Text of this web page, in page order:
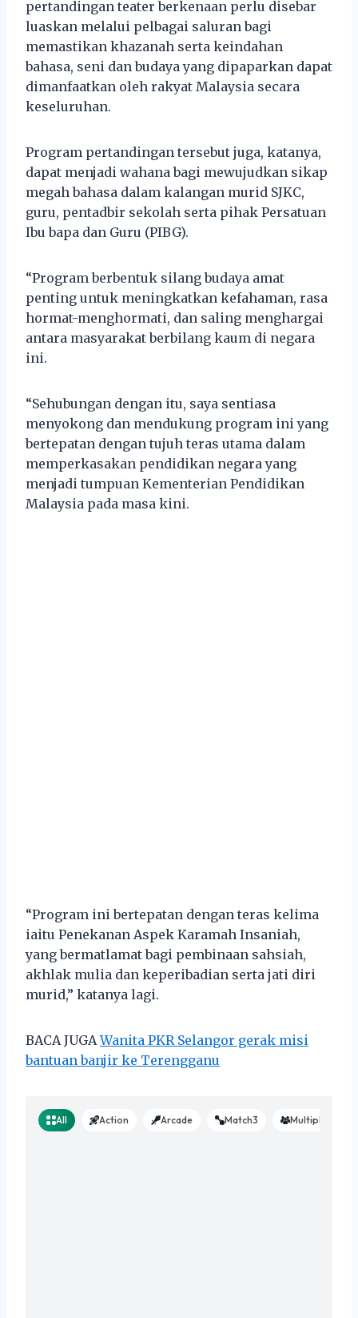
pertandingan teater berkenaan perlu disebar
luaskan melalui pelbagai saluran bagi
memastikan khazanah serta keindahan
bahasa, seni dan budaya yang dipaparkan dapat
dimanfaatkan oleh rakyat Malaysia secara
keseluruhan.
Program pertandingan tersebut juga, katanya,
dapat menjadi wahana bagi mewujudkan sikap
megah bahasa dalam kalangan murid SJKC,
guru, pentadbir sekolah serta pihak Persatuan
Ibu bapa dan Guru (PIBG).
“Program berbentuk silang budaya amat
penting untuk meningkatkan kefahaman, rasa
hormat-menghormati, dan saling menghargai
antara masyarakat berbilang kaum di negara
ini.
“Sehubungan dengan itu, saya sentiasa
menyokong dan mendukung program ini yang
bertepatan dengan tujuh teras utama dalam
memperkasakan pendidikan negara yang
menjadi tumpuan Kementerian Pendidikan
Malaysia pada masa kini.
“Program ini bertepatan dengan teras kelima
iaitu Penekanan Aspek Karamah Insaniah,
yang bermatlamat bagi pembinaan sahsiah,
akhlak mulia dan keperibadian serta jati diri
murid,” katanya lagi.
BACA JUGAWanita PKR Selangor gerak misi
bantuan banjir ke Terengganu